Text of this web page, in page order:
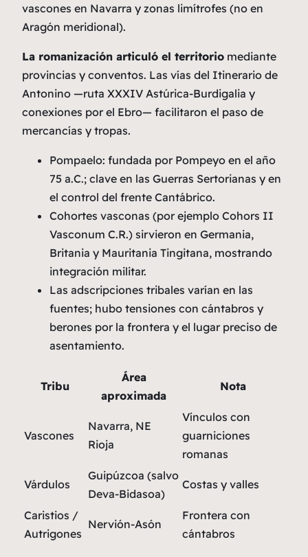
vascones en Navarra y zonas limítrofes (no en
Aragón meridional).
La romanización articuló el territorio mediante
provincias y conventos. Las vías del Itinerario de
Antonino —ruta XXXIV Astúrica-Burdigalia y
conexiones por el Ebro— facilitaron el paso de
mercancías y tropas.
Pompaelo: fundada por Pompeyo en el año
75 a.C.; clave en las Guerras Sertorianas y en
el control del frente Cantábrico.
Cohortes vasconas (por ejemplo Cohors II
Vasconum C.R.) sirvieron en Germania,
Britania y Mauritania Tingitana, mostrando
integración militar.
Las adscripciones tribales varían en las
fuentes; hubo tensiones con cántabros y
berones por la frontera y el lugar preciso de
asentamiento.
Tribu
Área
aproximada
Nota
Vascones
Navarra, NE
Rioja
Vínculos con
guarniciones
romanas
Várdulos
Guipúzcoa (salvo
Deva-Bidasoa)
Costas y valles
Caristios /
Autrigones
Nervión-Asón
Frontera con
cántabros